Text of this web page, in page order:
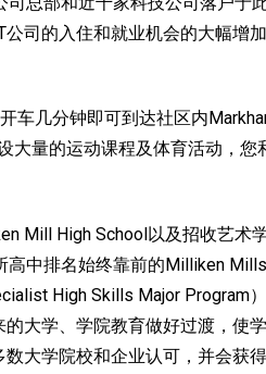
司的入住和就业机会的大幅增
车几分钟即可到达社区内
大量的运动课程及体育活动，您
Mill High School以及招收艺术
高中排名始终靠前的Milliken
High Skills Major Program
大学、学院教育做好过渡，使
大学院校和企业认可，并会获